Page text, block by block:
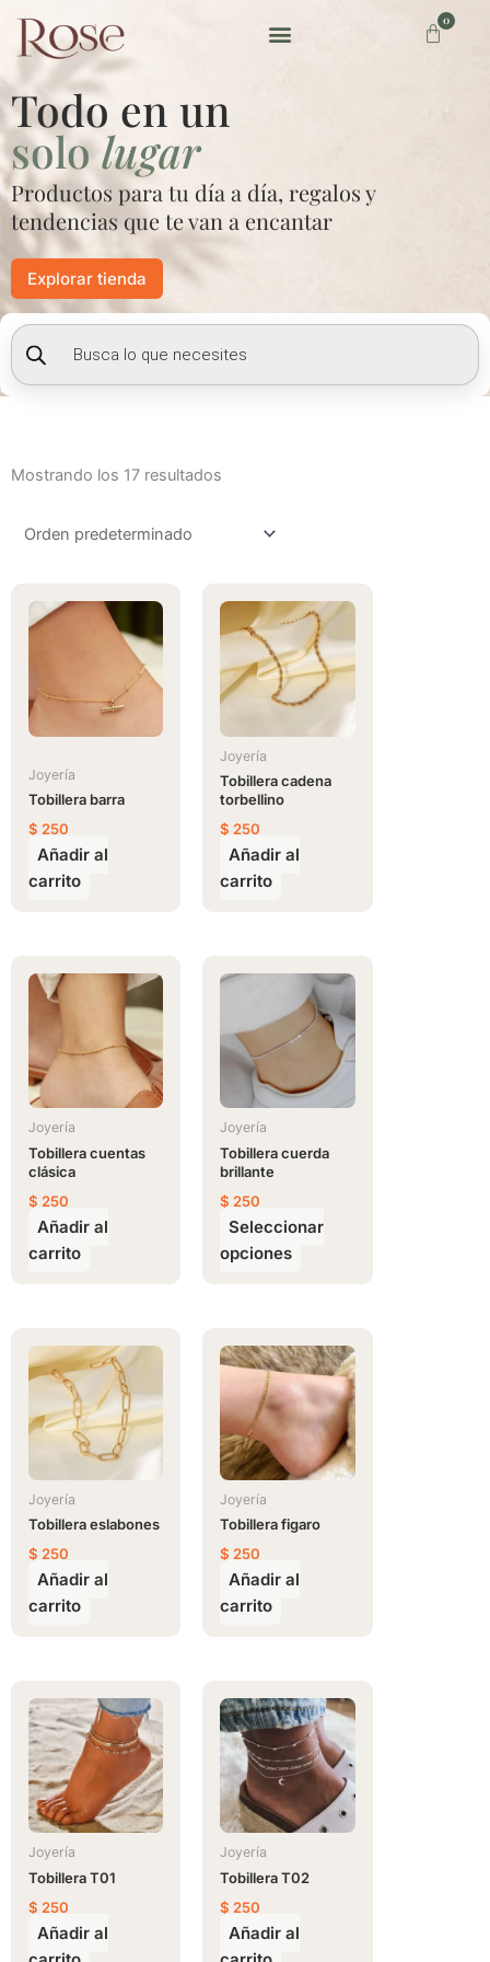
contenido
0
Carrito
Todo en un
sololugar
Productos para tu día a día, regalos y
tendencias que te van a encantar
Explorar tienda
Búsqueda
de
productos
Mostrando los 17 resultados
Joyería
Tobillera barra
$ 250
Añadir al
carrito
Joyería
Tobillera cadena
torbellino
$ 250
Añadir al
carrito
Joyería
Tobillera cuentas
clásica
$ 250
Añadir al
carrito
Joyería
Tobillera cuerda
brillante
$ 250
Seleccionar
opciones
Este
múltiples
variantes.
Las
opciones
se
pueden
elegir
en
la
Joyería
Tobillera eslabones
$ 250
Añadir al
carrito
Joyería
Tobillera figaro
$ 250
Añadir al
carrito
Joyería
Tobillera T01
$ 250
Añadir al
Joyería
Tobillera T02
$ 250
Añadir al